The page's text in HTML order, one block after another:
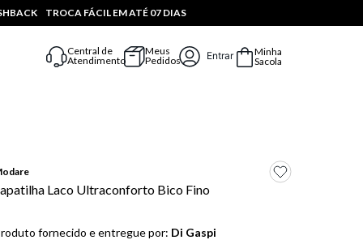
TROCA FÁCIL EM ATÉ 07 DIAS
Central de
Atendimento
Meus
Pedidos
Entrar
Minha
Sacola
Laco Ultraconforto Bico Fino
fornecido e entregue por: Di Gaspi